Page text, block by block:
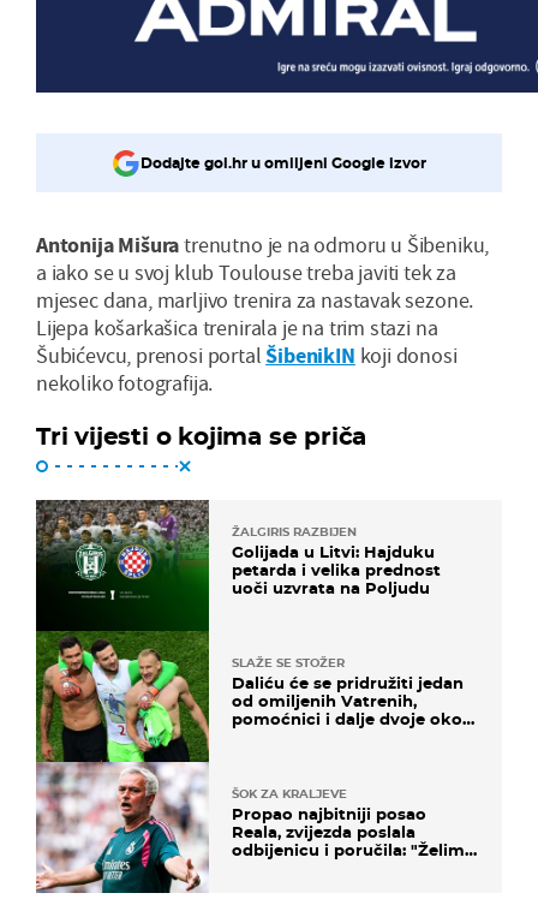
Dodajte gol.hr u omiljeni Google izvor
Antonija Mišuratrenutno je na odmoru u Šibeniku,
a iako se u svoj klub Toulouse treba javiti tek za
mjesec dana, marljivo trenira za nastavak sezone.
Lijepa košarkašica trenirala je na trim stazi na
Šubićevcu, prenosi portalŠibenikIN koji donosi
nekoliko fotografija.
Tri vijesti o kojima se priča
ŽALGIRIS RAZBIJEN
Golijada u Litvi: Hajduku
petarda i velika prednost
uoči uzvrata na Poljudu
SLAŽE SE STOŽER
Daliću će se pridružiti jedan
od omiljenih Vatrenih,
pomoćnici i dalje dvoje oko
ŠOK ZA KRALJEVE
Propao najbitniji posao
Reala, zvijezda poslala
odbijenicu i poručila: "Želim